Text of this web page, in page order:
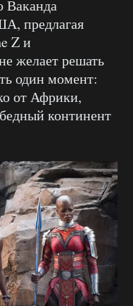
Ваканда
предлагая
Z и
желает решать
один момент:
от Африки,
континент